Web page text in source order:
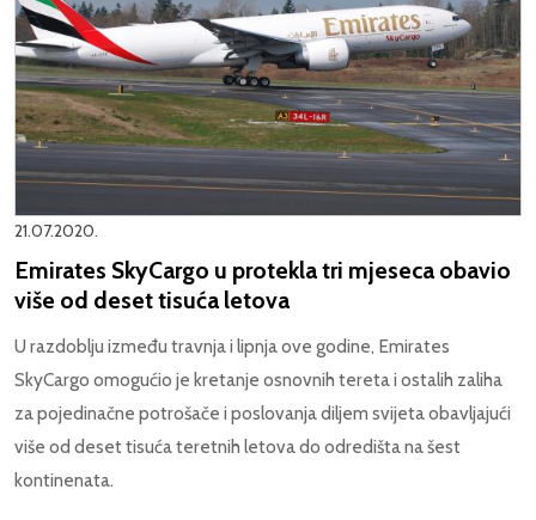
21.07.2020.
Emirates SkyCargo u protekla tri mjeseca obavio
više od deset tisuća letova
U razdoblju između travnja i lipnja ove godine, Emirates
SkyCargo omogućio je kretanje osnovnih tereta i ostalih zaliha
za pojedinačne potrošače i poslovanja diljem svijeta obavljajući
više od deset tisuća teretnih letova do odredišta na šest
kontinenata.